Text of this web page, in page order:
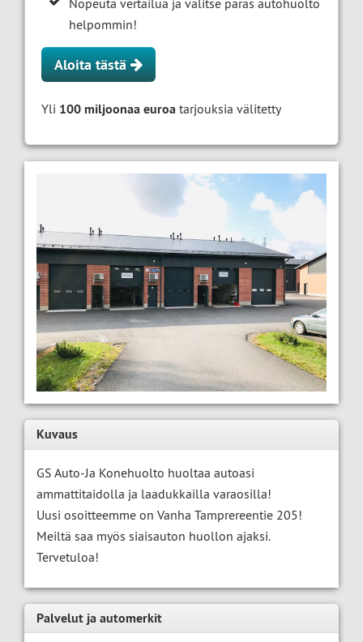
Nopeuta vertailua ja valitse paras autohuolto
helpommin!
Aloita tästä
Yli 100 miljoonaa euroa tarjouksia välitetty
Kuvaus
GS Auto-Ja Konehuolto huoltaa autoasi
ammattitaidolla ja laadukkailla varaosilla!
Uusi osoitteemme on Vanha Tamprereentie 205!
Meiltä saa myös siaisauton huollon ajaksi.
Tervetuloa!
Palvelut ja automerkit